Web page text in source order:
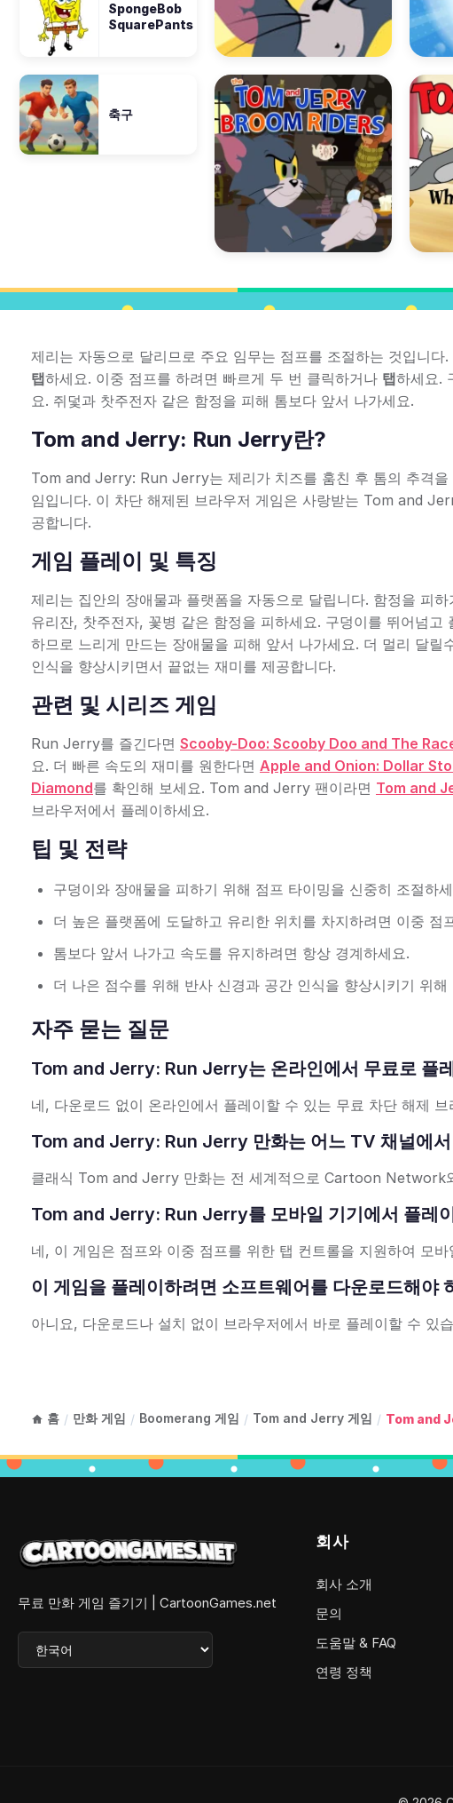
SpongeBob
SquarePants
축구
제리는 자동으로 달리므로 주요 임무는 점프를 조절하는 것입니
탭하세요. 이중 점프를 하려면 빠르게 두 번 클릭하거나 탭하세요.
요. 쥐덫과 찻주전자 같은 함정을 피해 톰보다 앞서 나가세요.
Tom and Jerry: Run Jerry란?
Tom and Jerry: Run Jerry는 제리가 치즈를 훔친 후 톰의 추격을
임입니다. 이 차단 해제된 브라우저 게임은 사랑받는 Tom and
공합니다.
게임 플레이 및 특징
제리는 집안의 장애물과 플랫폼을 자동으로 달립니다. 함정을 피
유리잔, 찻주전자, 꽃병 같은 함정을 피하세요. 구덩이를 뛰어넘
하므로 느리게 만드는 장애물을 피해 앞서 나가세요. 더 멀리 달
인식을 향상시키면서 끝없는 재미를 제공합니다.
관련 및 시리즈 게임
Run Jerry를 즐긴다면 Scooby-Doo: Scooby Doo and The
요. 더 빠른 속도의 재미를 원한다면 Apple and Onion: Dollar
Diamond를 확인해 보세요. Tom and Jerry 팬이라면 Tom and
브라우저에서 플레이하세요.
팁 및 전략
구덩이와 장애물을 피하기 위해 점프 타이밍을 신중히 조절하
더 높은 플랫폼에 도달하고 유리한 위치를 차지하려면 이중 점
톰보다 앞서 나가고 속도를 유지하려면 항상 경계하세요.
더 나은 점수를 위해 반사 신경과 공간 인식을 향상시키기 위해
자주 묻는 질문
Tom and Jerry: Run Jerry는 온라인에서 무료로 플
네, 다운로드 없이 온라인에서 플레이할 수 있는 무료 차단 해제 브
Tom and Jerry: Run Jerry 만화는 어느 TV 채널에서
클래식 Tom and Jerry 만화는 전 세계적으로 Cartoon Network
Tom and Jerry: Run Jerry를 모바일 기기에서 플레
네, 이 게임은 점프와 이중 점프를 위한 탭 컨트롤을 지원하여 모
이 게임을 플레이하려면 소프트웨어를 다운로드해야
아니요, 다운로드나 설치 없이 브라우저에서 바로 플레이할 수 있
홈 / 만화 게임 / Boomerang 게임 / Tom and Jerry 게임 / Tom and
무료 만화 게임 즐기기 | CartoonGames.net
회사
회사 소개
문의
도움말 & FAQ
연령 정책